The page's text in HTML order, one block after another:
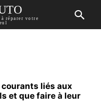
réparer votre
courants liés aux
et que faire à leur